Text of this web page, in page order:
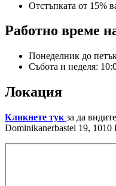
Отстъпката от 15%
Работно време
Понеделник до
Събота и неделя:
Локация
Кликнете тук за да
Dominikanerbastei 19,